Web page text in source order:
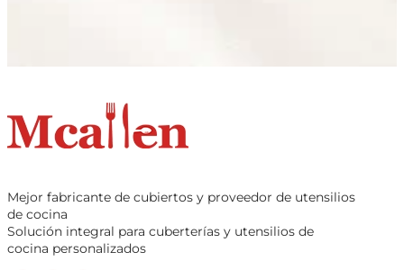
Mejor fabricante de cubiertos y proveedor de utensilios
de cocina
Solución integral para cuberterías y utensilios de
cocina personalizados